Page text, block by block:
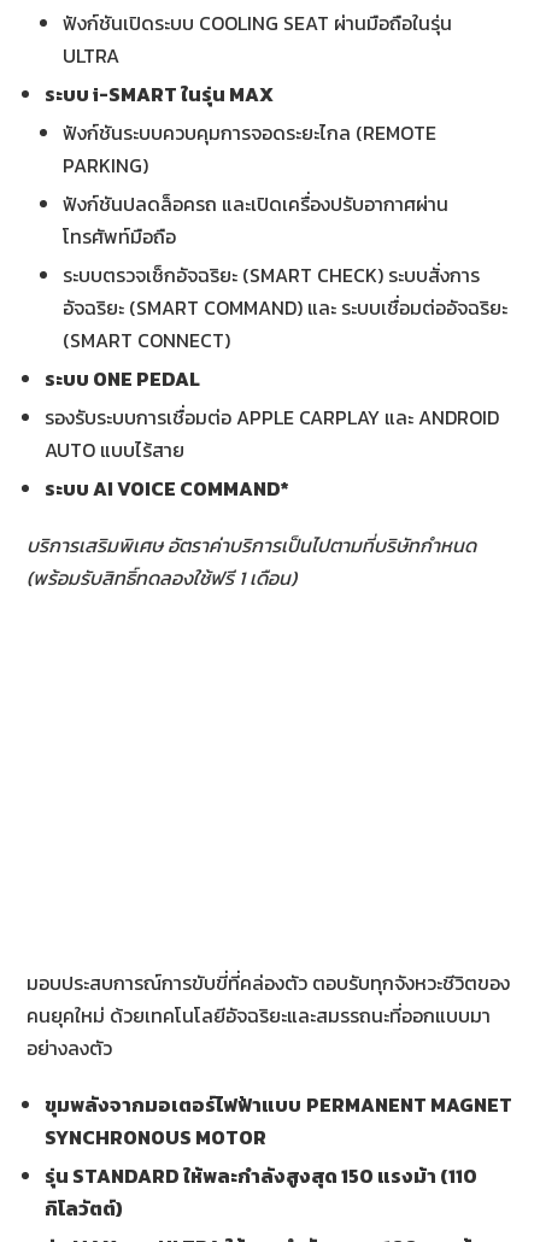
ฟังก์ชันเปิดระบบ COOLING SEAT ผ่านมือถือในรุ่น
ULTRA
ระบบi-SMARTในรุ่น MAX
ฟังก์ชันระบบควบคุมการจอดระยะไกล (REMOTE
PARKING)
ฟังก์ชันปลดล็อครถ และเปิดเครื่องปรับอากาศผ่าน
โทรศัพท์มือถือ
ระบบตรวจเช็กอัจฉริยะ (SMART CHECK) ระบบสั่งการ
อัจฉริยะ (SMART COMMAND) และ ระบบเชื่อมต่ออัจฉริยะ
(SMART CONNECT)
ระบบ ONE PEDAL
รองรับระบบการเชื่อมต่อ APPLE CARPLAY และ ANDROID
AUTO แบบไร้สาย
ระบบAI VOICE COMMAND*
บริการเสริมพิเศษ อัตราค่าบริการเป็นไปตามที่บริษัทกำหนด
(พร้อมรับสิทธิ์ทดลองใช้ฟรี 1 เดือน)
มอบประสบการณ์การขับขี่ที่คล่องตัว ตอบรับทุกจังหวะชีวิตของ
คนยุคใหม่ ด้วยเทคโนโลยีอัจฉริยะและสมรรถนะที่ออกแบบมา
อย่างลงตัว
ขุมพลังจากมอเตอร์ไฟฟ้าแบบ PERMANENT MAGNET
SYNCHRONOUS MOTOR
รุ่น STANDARD ให้พละกำลังสูงสุด 150 แรงม้า (110
กิโลวัตต์)